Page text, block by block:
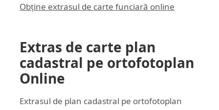
Obține extrasul de carte funciară online
Extras de carte plan
cadastral pe ortofotoplan
Online
Extrasul de plan cadastral pe ortofotoplan